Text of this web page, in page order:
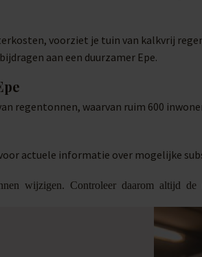
voorziet je tuin van kalkvrij
aan een duurzamer Epe.
regentonnen, waarvan ruim 600
actuele informatie over mogelijke
wijzigen. Controleer daarom altijd